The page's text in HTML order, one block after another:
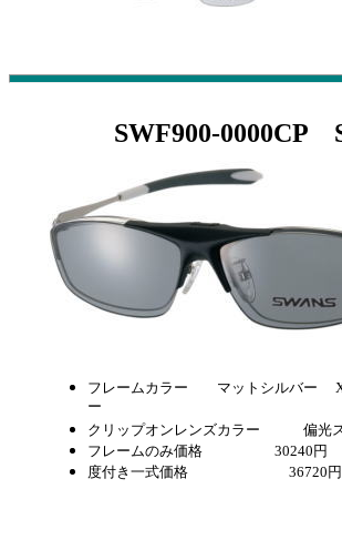
SWF900-0000CP
フレームカラー マットシルバー
ー
クリップオンレンズカラー 偏光
フレームのみ価格 30240円
度付き一式価格 36720円